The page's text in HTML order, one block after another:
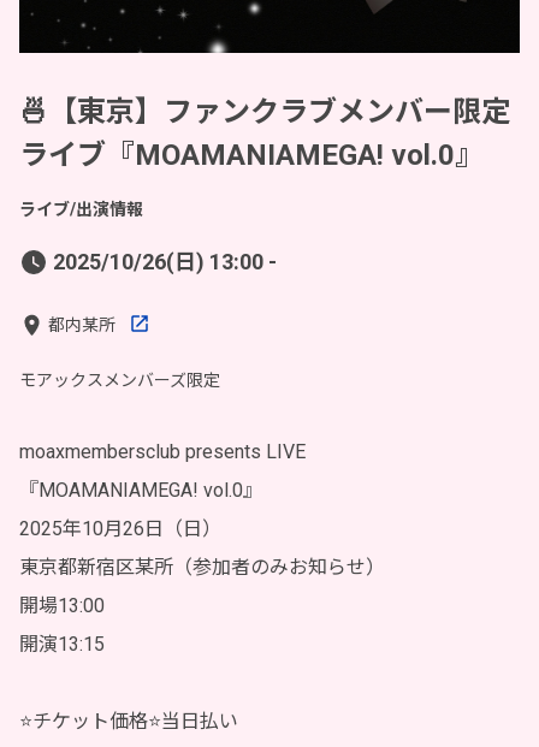
🍜【東京】ファンクラブメンバー限定
ライブ『MOAMANIAMEGA! vol.0』
ライブ/出演情報
2025/10/26(日) 13:00 -
都内某所
モアックスメンバーズ限定
moaxmembersclub presents LIVE
『MOAMANIAMEGA! vol.0』
2025年10月26日（日）
東京都新宿区某所（参加者のみお知らせ）
開場13:00
開演13:15
⭐️チケット価格⭐️当日払い